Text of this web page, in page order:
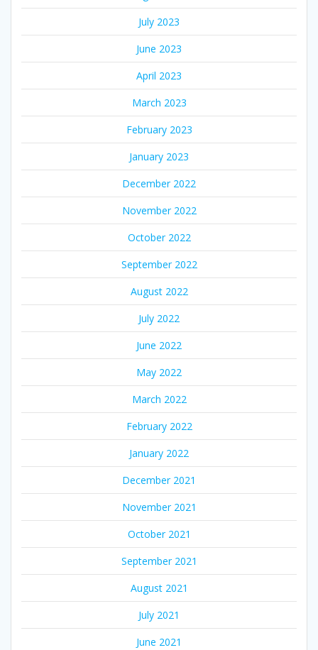
July 2023
June 2023
April 2023
March 2023
February 2023
January 2023
December 2022
November 2022
October 2022
September 2022
August 2022
July 2022
June 2022
May 2022
March 2022
February 2022
January 2022
December 2021
November 2021
October 2021
September 2021
August 2021
July 2021
June 2021